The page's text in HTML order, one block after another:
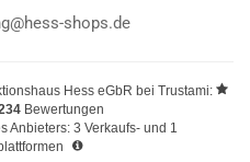
shops.de
Hess eGbR bei Trustami:
Bewertungen
Anbieters: 3 Verkaufs- und 1